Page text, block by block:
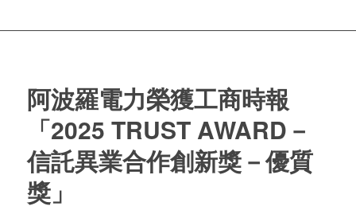
阿波羅電力榮獲工商時報
「2025 TRUST AWARD－
信託異業合作創新獎－優質
獎」